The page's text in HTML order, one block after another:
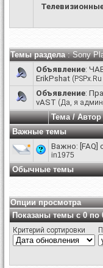
Темы раздела: Sony
Объявление:
ErikPshat
Объявление:
vAST (Да, я
Тема/Автор
Важные темы
Важно:
in1975
Обычные темы
Опции просмотра
Показаны темы с 0 по
Критерий сортировки